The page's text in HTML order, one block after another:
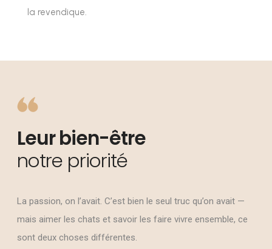
la revendique.
Leur bien-être
notre priorité
La passion, on l’avait. C’est bien le seul truc qu’on avait —
mais aimer les chats et savoir les faire vivre ensemble, ce
sont deux choses différentes.